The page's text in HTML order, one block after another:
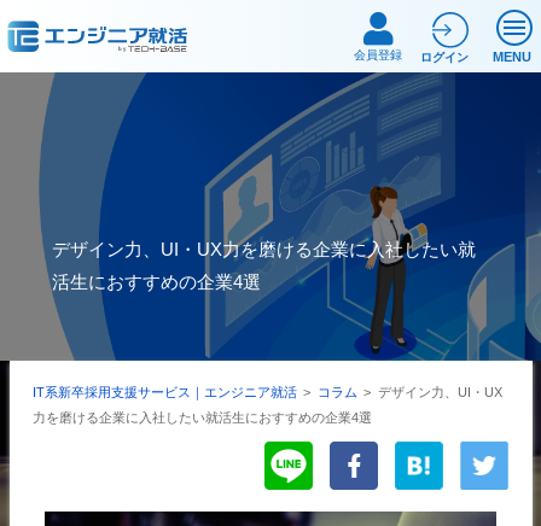
MENU
会員登録 ログイン
デザイン力、UI・UX力を磨ける企業に入社したい就
活生におすすめの企業4選
IT系新卒採用支援サービス｜エンジニア就活 > コラム > デザイン力、UI・UX
力を磨ける企業に入社したい就活生におすすめの企業4選